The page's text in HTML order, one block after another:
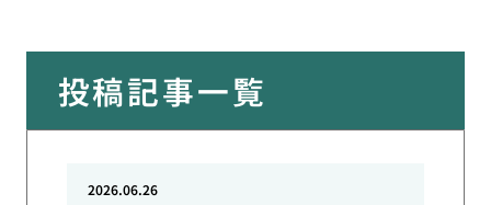
投稿記事一覧
2026.06.26